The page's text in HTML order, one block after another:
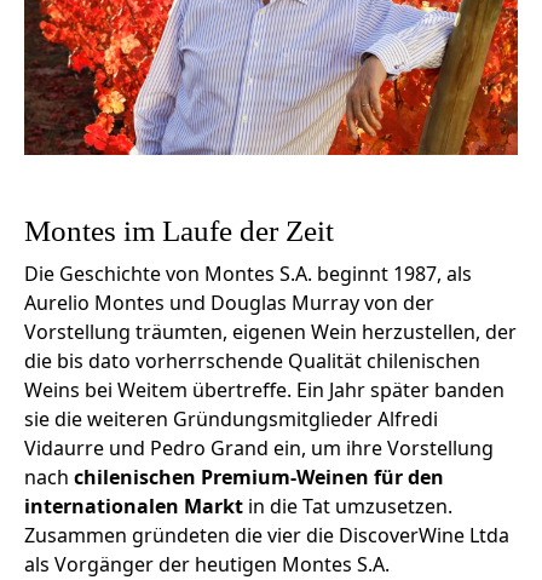
Montes im Laufe der Zeit
Die Geschichte von Montes S.A. beginnt 1987, als
Aurelio Montes und Douglas Murray von der
Vorstellung träumten, eigenen Wein herzustellen, der
die bis dato vorherrschende Qualität chilenischen
Weins bei Weitem übertreffe. Ein Jahr später banden
sie die weiteren Gründungsmitglieder Alfredi
Vidaurre und Pedro Grand ein, um ihre Vorstellung
nach chilenischen Premium-Weinen für den
internationalen Markt in die Tat umzusetzen.
Zusammen gründeten die vier die DiscoverWine Ltda
als Vorgänger der heutigen Montes S.A.